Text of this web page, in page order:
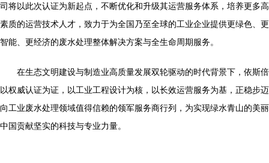
司将以此次认证为新起点，不断优化和升级其运营服务体系，培养更多高
素质的运营技术人才，致力于为全国乃至全球的工业企业提供更绿色、更
智能、更经济的废水处理整体解决方案与全生命周期服务。
在生态文明建设与制造业高质量发展双轮驱动的时代背景下，依斯倍
以权威认证为证，以工业工程设计为核，以长效运营服务为基，正稳步迈
向工业废水处理领域值得信赖的领军服务商行列，为实现绿水青山的美丽
中国贡献坚实的科技与专业力量。